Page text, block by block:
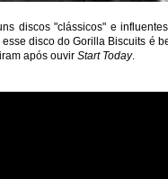
discos "clássicos" e
disco do Gorilla Biscuits é
após ouvir Start Today.